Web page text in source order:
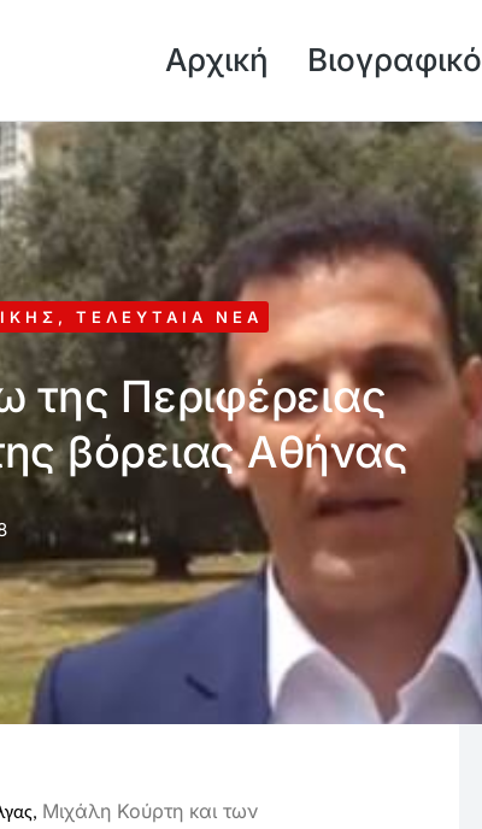
Αρχική Βιογραφικό
, ΤΕΛΕΥΤΑΊΑ ΝΈΑ
Περιφέρειας
βόρειας Αθήνας
Μιχάλη Κούρτη και των